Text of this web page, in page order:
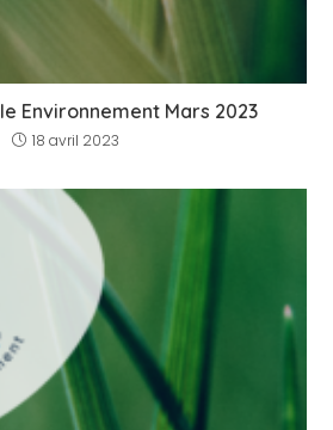
Environnement Mars 2023
18 avril 2023